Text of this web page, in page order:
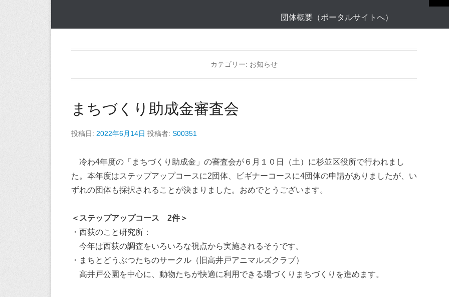
団体概要（ポータルサイトへ）
カテゴリー: お知らせ
まちづくり助成金審査会
投稿日: 2022年6月14日 投稿者: S00351
冷わ4年度の「まちづくり助成金」の審査会が６月１０日（土）に杉並区役所で行われまし
た。本年度はステップアップコースに2団体、ビギナーコースに4団体の申請がありましたが、い
ずれの団体も採択されることが決まりました。おめでとうございます。
＜ステップアップコース 2件＞
・西荻のこと研究所：
今年は西荻の調査をいろいろな視点から実施されるそうです。
・まちとどうぶつたちのサークル（旧高井戸アニマルズクラブ）
高井戸公園を中心に、動物たちが快適に利用できる場づくりまちづくりを進めます。